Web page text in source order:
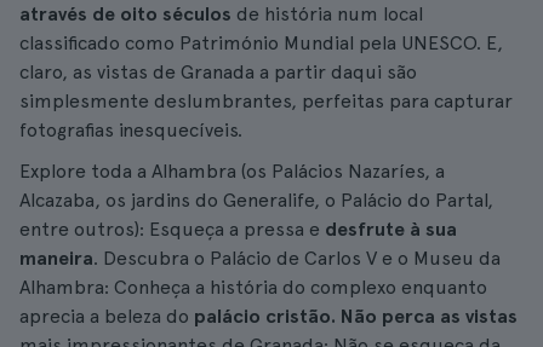
através de oito séculos de história num local
classificado como Património Mundial pela UNESCO. E,
claro, as vistas de Granada a partir daqui são
simplesmente deslumbrantes, perfeitas para capturar
fotografias inesquecíveis.
Explore toda a Alhambra (os Palácios Nazaríes, a
Alcazaba, os jardins do Generalife, o Palácio do Partal,
entre outros): Esqueça a pressa e desfrute à sua
maneira. Descubra o Palácio de Carlos V e o Museu da
Alhambra: Conheça a história do complexo enquanto
aprecia a beleza do palácio cristão. Não perca as vistas